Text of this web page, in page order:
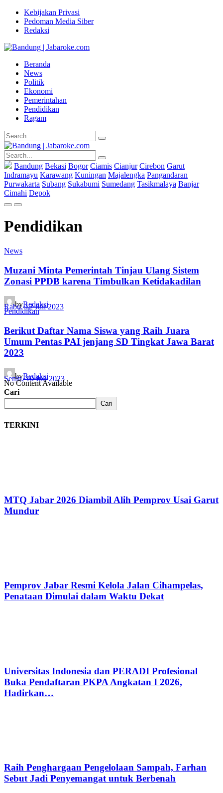
Kebijakan Privasi
Pedoman Media Siber
Redaksi
Beranda
News
Politik
Ekonomi
Pemerintahan
Pendidikan
Ragam
Bandung Bekasi Bogor Ciamis Cianjur Cirebon Garut
Indramayu Karawang Kuningan Majalengka Pangandaran
Purwakarta Subang Sukabumi Sumedang Tasikmalaya Banjar
Cimahi Depok
Pendidikan
News
Muzani Minta Pemerintah Tinjau Ulang Sistem
Zonasi PPDB karena Timbulkan Ketidakadilan
byRedaksi
Rabu, 12 Juli 2023
Pendidikan
Berikut Daftar Nama Siswa yang Raih Juara
Umum Pentas PAI jenjang SD Tingkat Jawa Barat
2023
byRedaksi
Senin, 10 Juli 2023
No Content Available
Cari
Cari
TERKINI
MTQ Jabar 2026 Diambil Alih Pemprov Usai Garut
Mundur
Pemprov Jabar Resmi Kelola Jalan Cihampelas,
Penataan Dimulai dalam Waktu Dekat
Universitas Indonesia dan PERADI Profesional
Buka Pendaftaran PKPA Angkatan I 2026,
Hadirkan…
Raih Penghargaan Pengelolaan Sampah, Farhan
Sebut Jadi Penyemangat untuk Berbenah